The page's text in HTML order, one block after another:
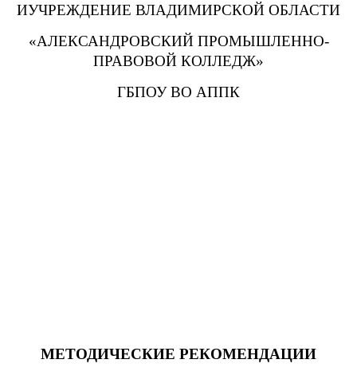
ИУЧРЕЖДЕНИЕ ВЛАДИМИРСКОЙ ОБЛАСТИ
«АЛЕКСАНДРОВСКИЙ ПРОМЫШЛЕННО-
ПРАВОВОЙ КОЛЛЕДЖ»
ГБПОУ ВО АППК
МЕТОДИЧЕСКИЕ РЕКОМЕНДАЦИИ